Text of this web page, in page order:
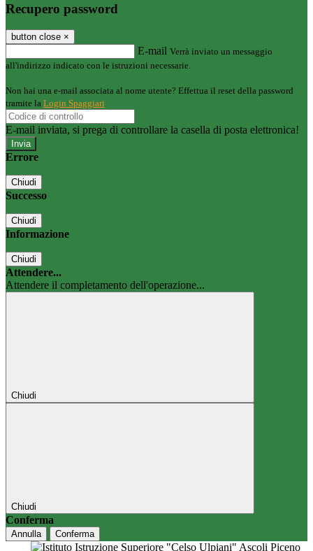
Recupero password
button close ×
E-mail Verrà inviato un messaggio
all'indirizzo indicato con le istruzioni necessarie.
Non hai una e-mail associata al nome utente? Effettua il reset della password
tramite la Login Spaggiari
E-mail inviata, si prega di controllare la casella di posta elettronica!
Errore
Chiudi
Successo
Chiudi
Informazione
Chiudi
Attendere...
Attendere il completamento dell'operazione...
Chiudi
Chiudi
Conferma
Annulla Conferma